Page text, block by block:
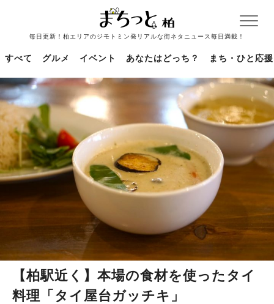
毎日更新！柏エリアのジモトミン発リアルな街ネタニュース毎日満載！
すべて グルメ イベント あなたはどっち？ まち・ひと応援
【柏駅近く】本場の食材を使ったタイ
料理「タイ屋台ガッチキ」